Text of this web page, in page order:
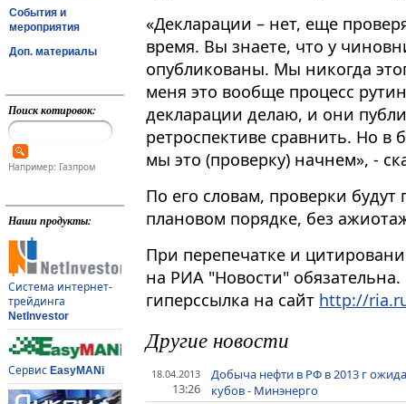
События и
мероприятия
Доп. материалы
Поиск котировок:
Например: Газпром
Наши продукты:
Система интернет-
трейдинга
NetInvestor
Сервис EasyMANi
«Декларации – нет, еще
время. Вы знаете, что у
опубликованы. Мы никогда
меня это вообще процесс
декларации делаю, и они
ретроспективе сравнить. Но
мы это (проверку) начнем», -
По его словам, проверки
плановом порядке, без
При перепечатке и
на РИА "Новости"
гиперссылка на сайт http://
Другие новости
18.04.2013
13:26
Добыча нефти в РФ в 2013 г
кубов - Минэнерго